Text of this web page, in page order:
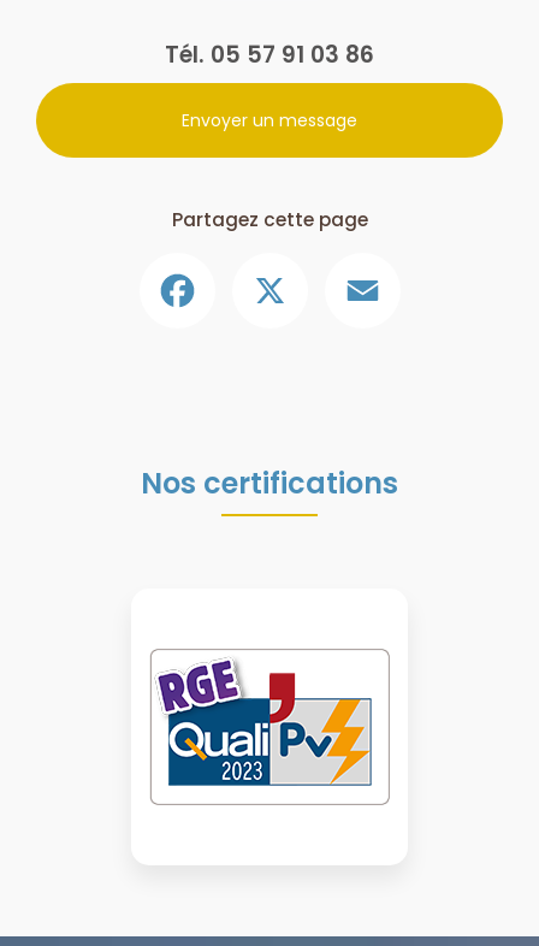
Tél. 05 57 91 03 86
Envoyer un message
Partagez cette page
Nos certifications